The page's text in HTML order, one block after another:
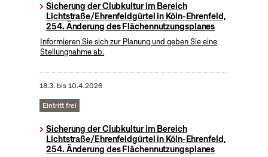
Sicherung der Clubkultur im Bereich
Lichtstraße/Ehrenfeldgürtel in Köln-Ehrenfeld,
254. Änderung des Flächennutzungsplanes
Informieren Sie sich zur Planung und geben Sie eine
Stellungnahme ab.
18.3. bis10.4.2026
Eintritt frei
Sicherung der Clubkultur im Bereich
Lichtstraße/Ehrenfeldgürtel in Köln-Ehrenfeld,
254. Änderung des Flächennutzungsplanes